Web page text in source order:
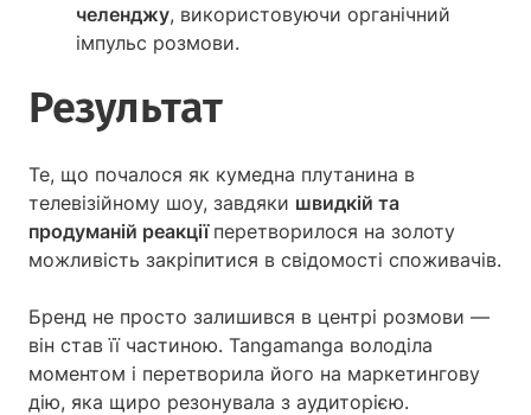
челенджу, використовуючи органічний
імпульс розмови.
Результат
Те, що почалося як кумедна плутанина в
телевізійному шоу, завдяки швидкій та
продуманій реакції перетворилося на золоту
можливість закріпитися в свідомості споживачів.
Бренд не просто залишився в центрі розмови —
він став її частиною. Tangamanga володіла
моментом і перетворила його на маркетингову
дію, яка щиро резонувала з аудиторією.